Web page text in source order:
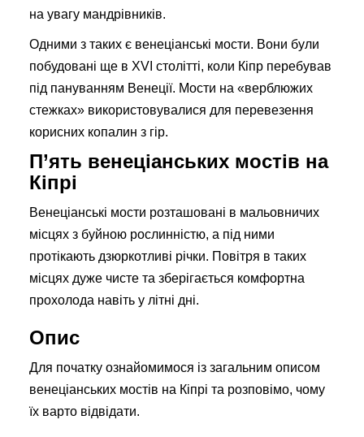
на увагу мандрівників.
Одними з таких є венеціанські мости. Вони були
побудовані ще в XVI столітті, коли Кіпр перебував
під пануванням Венеції. Мости на «верблюжих
стежках» використовувалися для перевезення
корисних копалин з гір.
П’ять венеціанських мостів на
Кіпрі
Венеціанські мости розташовані в мальовничих
місцях з буйною рослинністю, а під ними
протікають дзюркотливі річки. Повітря в таких
місцях дуже чисте та зберігається комфортна
прохолода навіть у літні дні.
Опис
Для початку ознайомимося із загальним описом
венеціанських мостів на Кіпрі та розповімо, чому
їх варто відвідати.